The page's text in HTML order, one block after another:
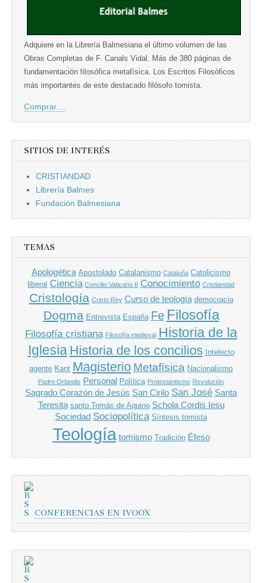
Adquiere en la Librería Balmesiana el último volumen de las
Obras Completas de F. Canals Vidal. Más de 380 páginas de
fundamentación filosófica metafísica. Los Escritos Filosóficos
más importantes de este destacado filósofo tomista.
Comprar....
SITIOS DE INTERÉS
CRISTIANDAD
Librería Balmes
Fundación Balmesiana
TEMAS
Apologética Apostolado Catalanismo Cataluña Catolicismo
liberal Ciencia Concilio Vaticano II Conocimiento Cristiandad
Cristología Cristo Rey Curso de teología democracia
Dogma Entrevista España Fe Filosofía
Filosofía cristiana Filosofía medieval Historia de la
Iglesia Historia de los concilios Intelecto
agente Kant Magisterio Metafísica Nacionalismo
Padre Orlandis Personal Política Protestantismo Revolución
Sagrado Corazón de Jesús San Cirilo San José Santa
Teresita santo Tomás de Aquino Schola Cordis Iesu
Sociedad Sociopolítica Síntesis tomista
Teología tomismo Tradición Éfeso
CONFERENCIAS EN IVOOX